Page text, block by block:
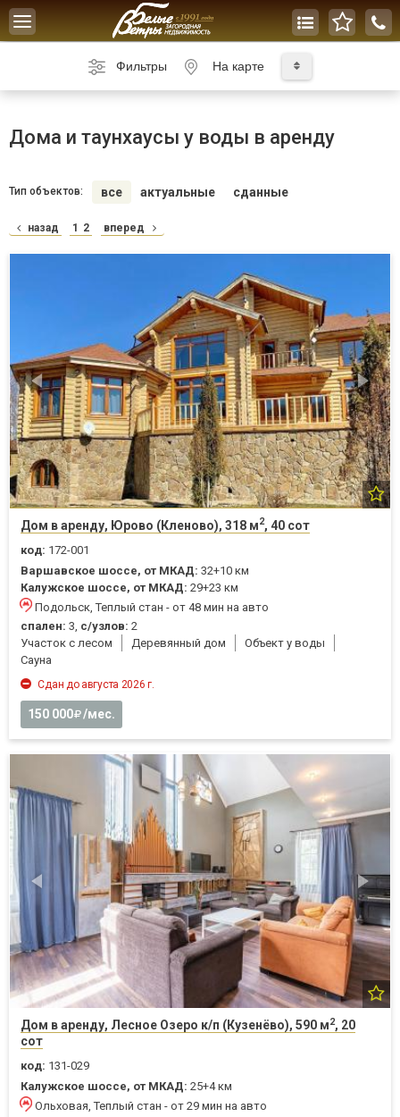
Toggle
navigation
Фильтры На карте
Дома и таунхаусы у воды в аренду
Тип объектов: все актуальные сданные
назад 1 2 вперед
Дом в аренду, Юрово (Кленово), 318 м2, 40 сот
код: 172-001
Варшавское шоссе, от МКАД: 32+10 км
Калужское шоссе, от МКАД: 29+23 км
Подольск, Теплый стан - от 48 мин на авто
спален: 3, с/узлов: 2
Участок с лесом
Деревянный дом
Объект у воды
Cауна
Сдан до августа 2026 г.
150 000 /мес.
Дом в аренду, Лесное Озеро к/п (Кузенёво), 590 м2, 20
сот
код: 131-029
Калужское шоссе, от МКАД: 25+4 км
Ольховая, Теплый стан - от 29 мин на авто